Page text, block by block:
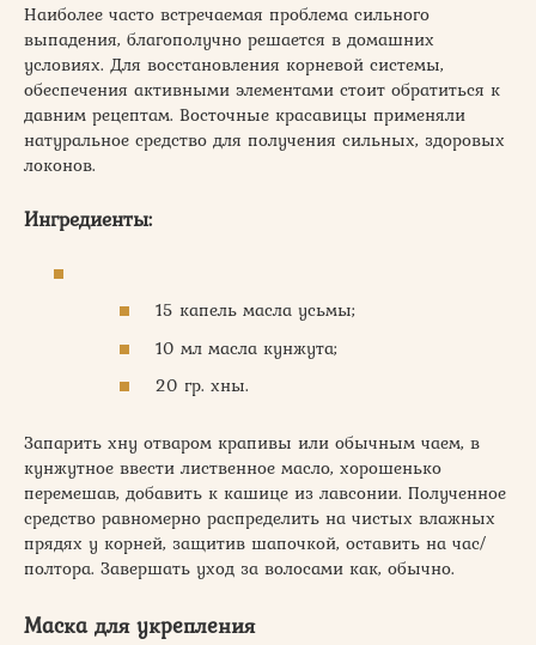
Наиболее часто встречаемая проблема сильного
выпадения, благополучно решается в домашних
условиях. Для восстановления корневой системы,
обеспечения активными элементами стоит обратиться к
давним рецептам. Восточные красавицы применяли
натуральное средство для получения сильных, здоровых
локонов.
Ингредиенты:
15 капель масла усьмы;
10 мл масла кунжута;
20 гр. хны.
Запарить хну отваром крапивы или обычным чаем, в
кунжутное ввести лиственное масло, хорошенько
перемешав, добавить к кашице из лавсонии. Полученное
средство равномерно распределить на чистых влажных
прядях у корней, защитив шапочкой, оставить на час/
полтора. Завершать уход за волосами как, обычно.
Маска для укрепления